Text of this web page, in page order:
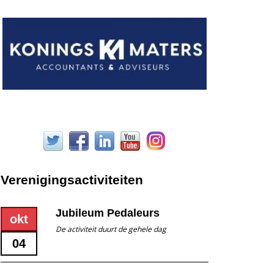
Verenigingsactiviteiten
okt
04
Jubileum Pedaleurs
De activiteit duurt de gehele dag